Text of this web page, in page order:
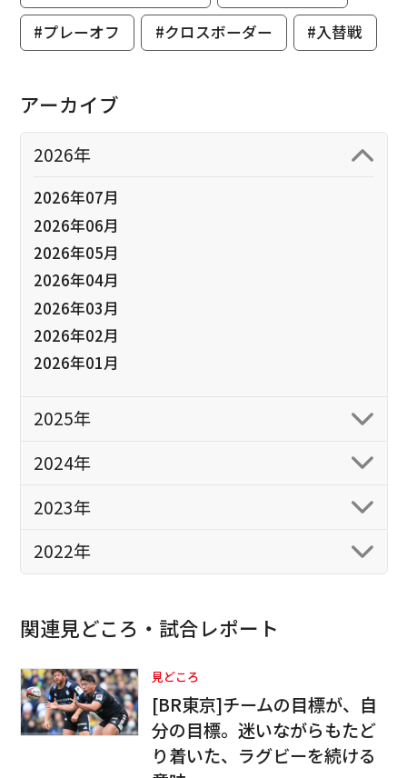
#プレーオフ
#クロスボーダー #入替戦
アーカイブ
2026年
2026年07月
2026年06月
2026年05月
2026年04月
2026年03月
2026年02月
2026年01月
2025年
2024年
2023年
2022年
関連見どころ・試合レポート
見どころ
[BR東京]チームの目標が、自
分の目標。迷いながらもたど
り着いた、ラグビーを続ける